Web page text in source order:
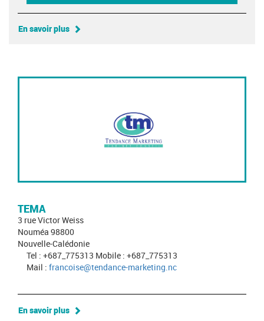
En savoir plus
TEMA
3 rue Victor Weiss
Nouméa 98800
Nouvelle-Calédonie
Tel : +687_775313 Mobile : +687_775313
Mail : francoise@tendance-marketing.nc
En savoir plus